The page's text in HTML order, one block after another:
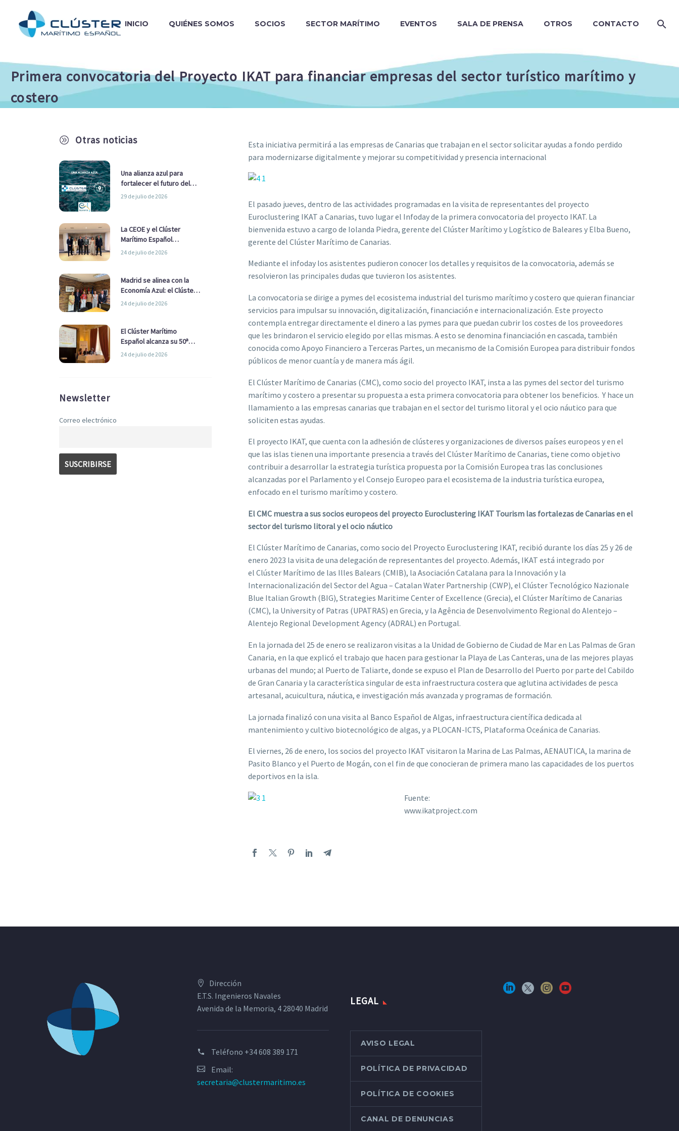
INICIO QUIÉNES SOMOS SOCIOS SECTOR MARÍTIMO EVENTOS SALA DE PRENSA OTROS CONTACTO
Primera convocatoria del Proyecto IKAT para financiar empresas del sector turístico marítimo y
costero
A Otras noticias
Una alianza azul para
fortalecer el futuro del
sector marítimo
29 de julio de 2026
La CEOE y el Clúster
Marítimo Español
refuerzan su alianza para
24 de julio de 2026
Madrid se alinea con la
Economía Azul: el Clúster
Marítimo Español y la Real
Ayuntamiento
24 de julio de 2026
El Clúster Marítimo
Español alcanza su 50ª
Asamblea reafirmando su
24 de julio de 2026
Newsletter
Correo electrónico
Esta iniciativa permitirá a las empresas de Canarias que trabajan en el sector solicitar ayudas a fondo perdido
para modernizarse digitalmente y mejorar su competitividad y presencia internacional
El pasado jueves, dentro de las actividades programadas en la visita de representantes del proyecto
Euroclustering IKAT a Canarias, tuvo lugar el Infoday de la primera convocatoria del proyecto IKAT. La
bienvenida estuvo a cargo de Iolanda Piedra, gerente del Clúster Marítimo y Logístico de Baleares y Elba Bueno,
gerente del Clúster Marítimo de Canarias.
Mediante el infoday los asistentes pudieron conocer los detalles y requisitos de la convocatoria, además se
resolvieron las principales dudas que tuvieron los asistentes.
La convocatoria se dirige a pymes del ecosistema industrial del turismo marítimo y costero que quieran financiar
servicios para impulsar su innovación, digitalización, financiación e internacionalización. Este proyecto
contempla entregar directamente el dinero a las pymes para que puedan cubrir los costes de los proveedores
que les brindaron el servicio elegido por ellas mismas. A esto se denomina financiación en cascada, también
conocida como Apoyo Financiero a Terceras Partes, un mecanismo de la Comisión Europea para distribuir fondos
públicos de menor cuantía y de manera más ágil.
El Clúster Marítimo de Canarias (CMC), como socio del proyecto IKAT, insta a las pymes del sector del turismo
marítimo y costero a presentar su propuesta a esta primera convocatoria para obtener los beneficios. Y hace un
llamamiento a las empresas canarias que trabajan en el sector del turismo litoral y el ocio náutico para que
soliciten estas ayudas.
El proyecto IKAT, que cuenta con la adhesión de clústeres y organizaciones de diversos países europeos y en el
que las islas tienen una importante presencia a través del Clúster Marítimo de Canarias, tiene como objetivo
contribuir a desarrollar la estrategia turística propuesta por la Comisión Europea tras las conclusiones
alcanzadas por el Parlamento y el Consejo Europeo para el ecosistema de la industria turística europea,
enfocado en el turismo marítimo y costero.
El CMC muestra a sus socios europeos del proyecto Euroclustering IKAT Tourism las fortalezas de Canarias en el
sector del turismo litoral y el ocio náutico
El Clúster Marítimo de Canarias, como socio del Proyecto Euroclustering IKAT, recibió durante los días 25 y 26 de
enero 2023 la visita de una delegación de representantes del proyecto. Además, IKAT está integrado por
el Clúster Marítimo de las Illes Balears (CMIB), la Asociación Catalana para la Innovación y la
Internacionalización del Sector del Agua – Catalan Water Partnership (CWP), el Clúster Tecnológico Nazionale
Blue Italian Growth (BIG), Strategies Maritime Center of Excellence (Grecia), el Clúster Marítimo de Canarias
(CMC), la University of Patras (UPATRAS) en Grecia, y la Agência de Desenvolvimento Regional do Alentejo –
Alentejo Regional Development Agency (ADRAL) en Portugal.
En la jornada del 25 de enero se realizaron visitas a la Unidad de Gobierno de Ciudad de Mar en Las Palmas de Gran
Canaria, en la que explicó el trabajo que hacen para gestionar la Playa de Las Canteras, una de las mejores playas
urbanas del mundo; al Puerto de Taliarte, donde se expuso el Plan de Desarrollo del Puerto por parte del Cabildo
de Gran Canaria y la característica singular de esta infraestructura costera que aglutina actividades de pesca
artesanal, acuicultura, náutica, e investigación más avanzada y programas de formación.
La jornada finalizó con una visita al Banco Español de Algas, infraestructura científica dedicada al
mantenimiento y cultivo biotecnológico de algas, y a PLOCAN-ICTS, Plataforma Oceánica de Canarias.
El viernes, 26 de enero, los socios del proyecto IKAT visitaron la Marina de Las Palmas, AENAUTICA, la marina de
Pasito Blanco y el Puerto de Mogán, con el fin de que conocieran de primera mano las capacidades de los puertos
deportivos en la isla.
Fuente:
www.ikatproject.com
Dirección
E.T.S. Ingenieros Navales
Avenida de la Memoria, 4 28040 Madrid
Teléfono +34 608 389 171
Email:
secretaria@clustermaritimo.es
LEGAL
AVISO LEGAL
POLÍTICA DE PRIVACIDAD
POLÍTICA DE COOKIES
CANAL DE DENUNCIAS